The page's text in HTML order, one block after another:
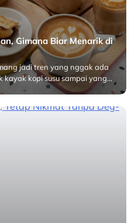
Gimana Biar Menarik di
jadi tren yang nggak ada
kayak kopi susu sampai yang…